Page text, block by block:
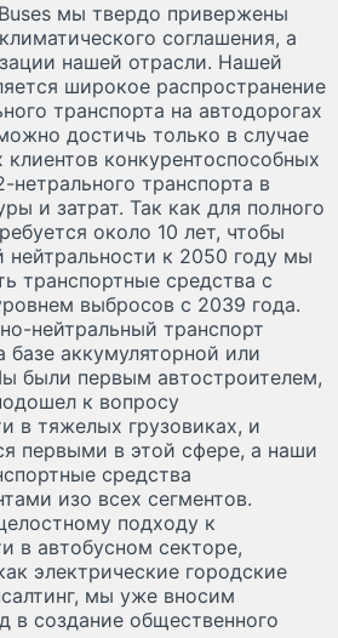
мы твердо привержены
соглашения, а
нашей отрасли. Нашей
широкое распространение
транспорта на автодорогах
достичь только в случае
конкурентоспособных
транспорта в
и затрат. Так как для полного
около 10 лет, чтобы
нейтральности к 2050 году мы
транспортные средства с
выбросов с 2039 года.
нейтральный транспорт
аккумуляторной или
были первым автостроителем,
к вопросу
в тяжелых грузовиках, и
первыми в этой сфере, а наши
средства
изо всех сегментов.
подходу к
в автобусном секторе,
электрические городские
мы уже вносим
в создание общественного